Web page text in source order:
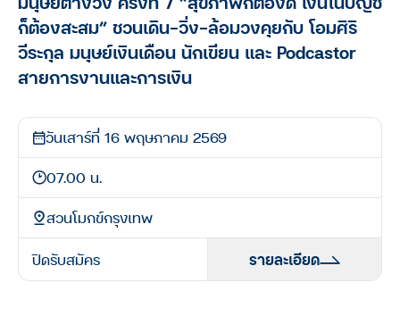
ก็ต้องสะสม” ชวนเดิน–วิ่ง–ล้อมวงคุยกับ โอมศิริ
วีระกุล มนุษย์เงินเดือน นักเขียน และ Podcastor
สายการงานและการเงิน
วันเสาร์ที่ 16 พฤษภาคม 2569
07.00 น.
สวนโมกข์กรุงเทพ
ปิดรับสมัคร
รายละเอียด